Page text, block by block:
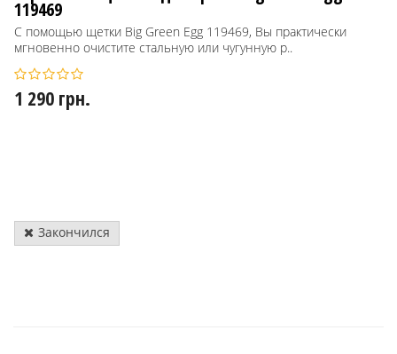
119469
С помощью щетки Big Green Egg 119469, Вы практически
мгновенно очистите стальную или чугунную р..
1 290 грн.
Закончился